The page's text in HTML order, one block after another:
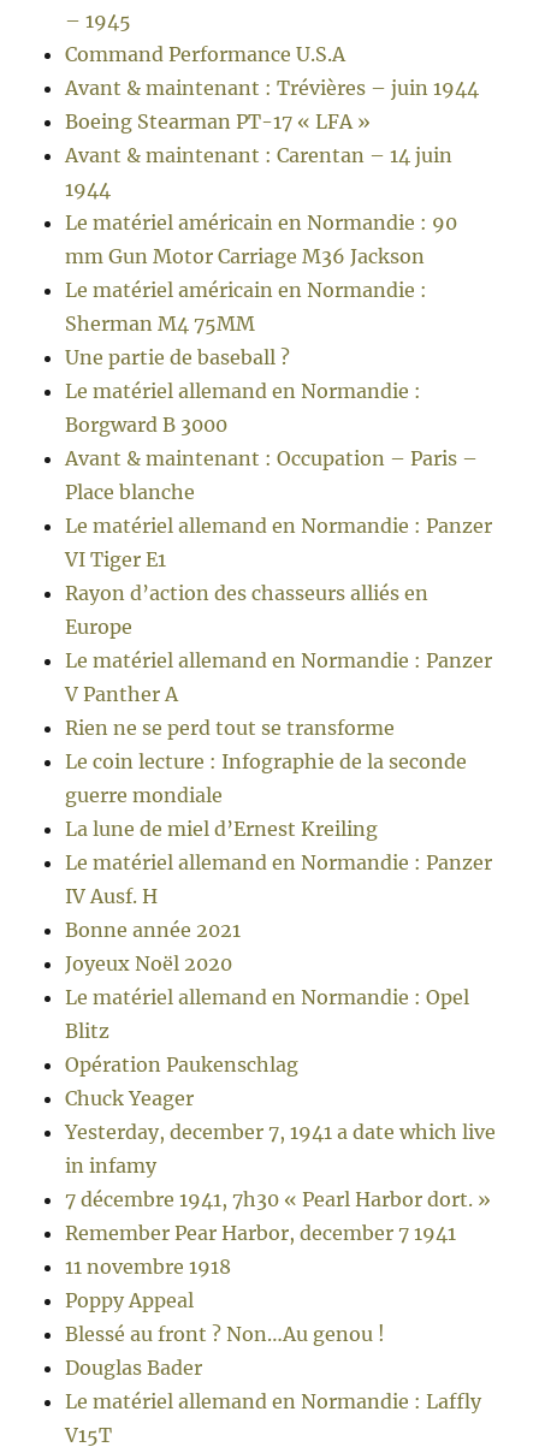
– 1945
Command Performance U.S.A
Avant & maintenant : Trévières – juin 1944
Boeing Stearman PT-17 « LFA »
Avant & maintenant : Carentan – 14 juin
1944
Le matériel américain en Normandie : 90
mm Gun Motor Carriage M36 Jackson
Le matériel américain en Normandie :
Sherman M4 75MM
Une partie de baseball ?
Le matériel allemand en Normandie :
Borgward B 3000
Avant & maintenant : Occupation – Paris –
Place blanche
Le matériel allemand en Normandie : Panzer
VI Tiger E1
Rayon d’action des chasseurs alliés en
Europe
Le matériel allemand en Normandie : Panzer
V Panther A
Rien ne se perd tout se transforme
Le coin lecture : Infographie de la seconde
guerre mondiale
La lune de miel d’Ernest Kreiling
Le matériel allemand en Normandie : Panzer
IV Ausf. H
Bonne année 2021
Joyeux Noël 2020
Le matériel allemand en Normandie : Opel
Blitz
Opération Paukenschlag
Chuck Yeager
Yesterday, december 7, 1941 a date which live
in infamy
7 décembre 1941, 7h30 « Pearl Harbor dort. »
Remember Pear Harbor, december 7 1941
11 novembre 1918
Poppy Appeal
Blessé au front ? Non…Au genou !
Douglas Bader
Le matériel allemand en Normandie : Laffly
V15T